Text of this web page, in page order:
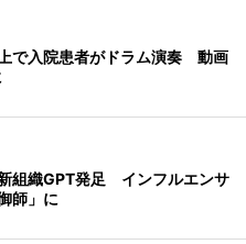
で入院患者がドラム演奏 動画
組織GPT発足 インフルエンサ
師」に